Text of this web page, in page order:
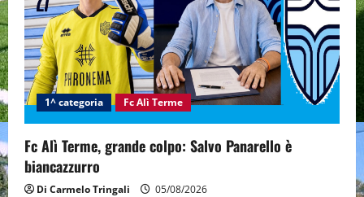
a
t
i
o
n
1^ categoria Fc Alì Terme
Fc Alì Terme, grande colpo: Salvo Panarello è
biancazzurro
Di Carmelo Tringali 05/08/2026